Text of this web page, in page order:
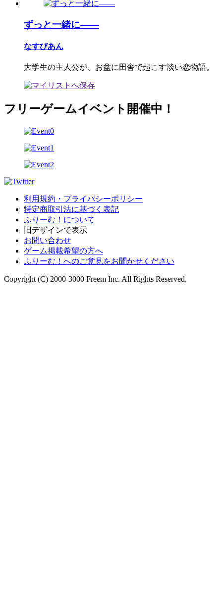
ずっと一緒に――
なすびあん
大学生の主人公が、お盆に田舎で起こす淡い恋物語。
フリーゲームイベント開催中！
利用規約・プライバシーポリシー
特定商取引法に基づく表記
ふりーむ！について
旧デザインで表示
お問い合わせ
ゲーム掲載希望の方へ
ふりーむ！へのご意見をお聞かせください
Copyright (C) 2000-3000 Freem Inc. All Rights Reserved.